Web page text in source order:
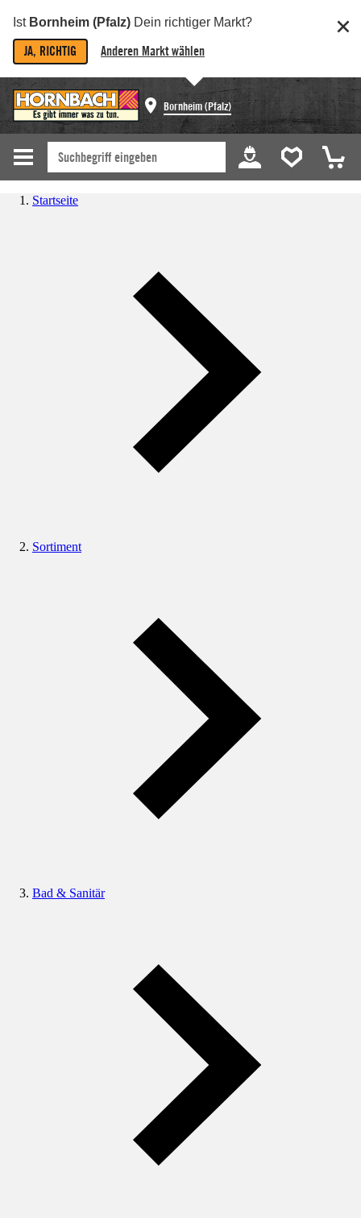
Ist Bornheim (Pfalz) Dein richtiger Markt?
JA, RICHTIG Anderen Markt wählen
Bornheim (Pfalz)
Startseite
Sortiment
Bad & Sanitär